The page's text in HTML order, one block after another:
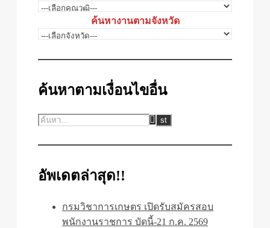
ค้นหางานตามจังหวัด
ค้นหาตามเงื่อนไขอื่น
อัพเดตล่าสุด!!
กรมวิชาการเกษตร เปิดรับสมัครสอบ
พนักงานราชการ บัดนี้-21 ก.ค. 2569